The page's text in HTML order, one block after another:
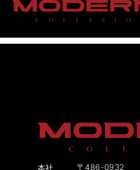
車種（
本社
〒486-0932